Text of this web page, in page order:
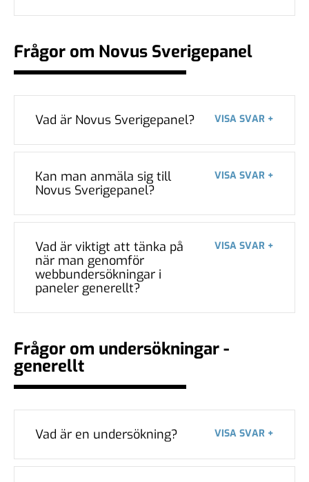
Frågor om Novus Sverigepanel
VISA SVAR +
Vad är Novus Sverigepanel?
VISA SVAR +
Kan man anmäla sig till
Novus Sverigepanel?
VISA SVAR +
Vad är viktigt att tänka på
när man genomför
webbundersökningar i
paneler generellt?
Frågor om undersökningar -
generellt
VISA SVAR +
Vad är en undersökning?